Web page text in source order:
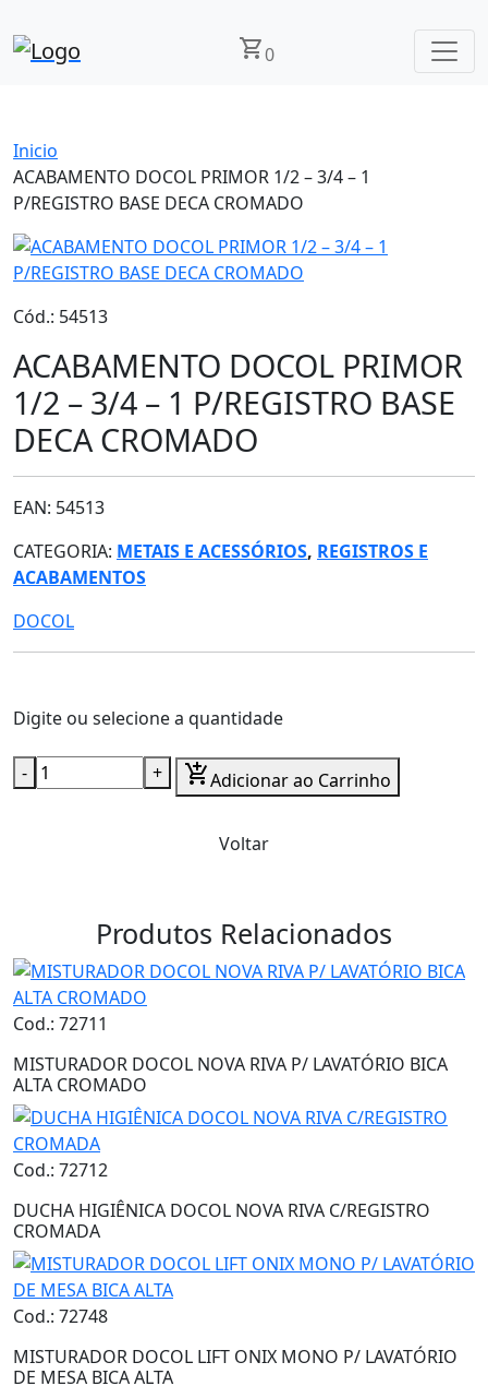
shopping_cart0
Inicio
ACABAMENTO DOCOL PRIMOR 1/2 – 3/4 – 1
P/REGISTRO BASE DECA CROMADO
Cód.: 54513
ACABAMENTO DOCOL PRIMOR
1/2 – 3/4 – 1 P/REGISTRO BASE
DECA CROMADO
EAN: 54513
CATEGORIA: METAIS E ACESSÓRIOS, REGISTROS E
ACABAMENTOS
DOCOL
Digite ou selecione a quantidade
- + add_shopping_cartAdicionar ao Carrinho
Voltar
Produtos Relacionados
Cod.: 72711
MISTURADOR DOCOL NOVA RIVA P/ LAVATÓRIO BICA
ALTA CROMADO
Cod.: 72712
DUCHA HIGIÊNICA DOCOL NOVA RIVA C/REGISTRO
CROMADA
Cod.: 72748
MISTURADOR DOCOL LIFT ONIX MONO P/ LAVATÓRIO
DE MESA BICA ALTA